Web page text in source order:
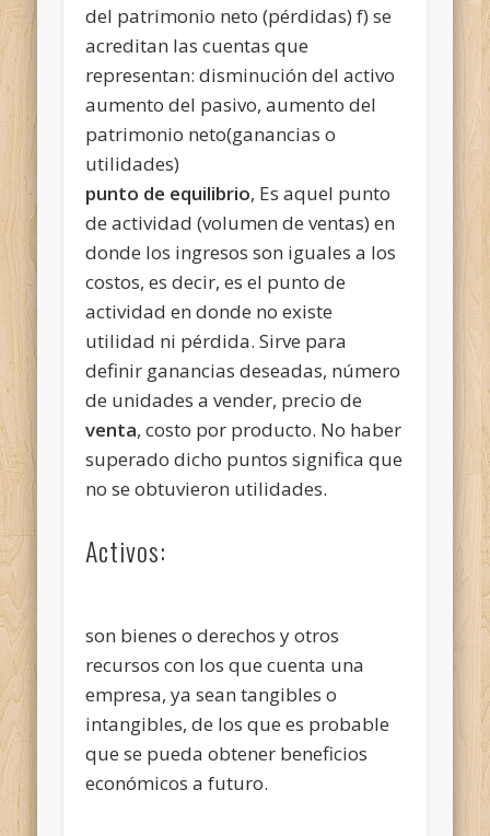
del patrimonio neto (pérdidas) f) se
acreditan las cuentas que
representan: disminución del activo
aumento del pasivo, aumento del
patrimonio neto(ganancias o
utilidades)
punto de equilibrio, Es aquel punto
de actividad (volumen de ventas) en
donde los ingresos son iguales a los
costos, es decir, es el punto de
actividad en donde no existe
utilidad ni pérdida. Sirve para
definir ganancias deseadas, número
de unidades a vender, precio de
venta, costo por producto. No haber
superado dicho puntos significa que
no se obtuvieron utilidades.
Activos:
son bienes o derechos y otros
recursos con los que cuenta una
empresa, ya sean tangibles o
intangibles, de los que es probable
que se pueda obtener beneficios
económicos a futuro.